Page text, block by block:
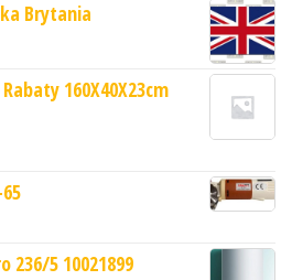
Brytania
160X40X23cm
236/5 10021899